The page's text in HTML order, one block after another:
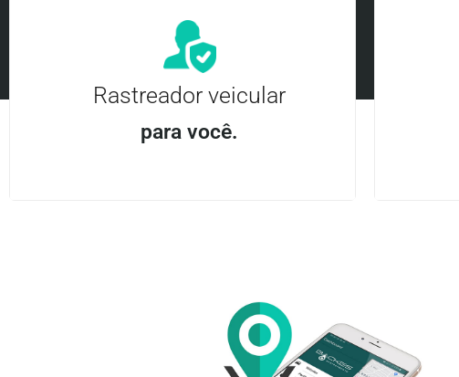
Rastreador veicular
para você.
Entre em contato